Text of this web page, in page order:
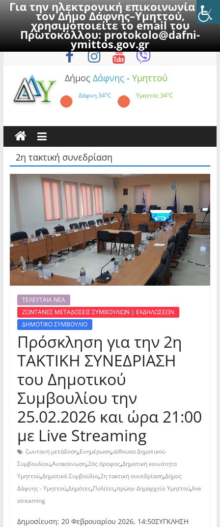
Για την ηλεκτρονική επικοινωνία με
τον Δήμο Δάφνης–Υμηττού,
χρησιμοποιείτε το email του
Πρωτοκόλλου:protokolo@dafni-
ymittos.gov.gr
to
Παρασκευή, 7 Αυγούστου 2026
Δήμος Δάφνης - Υμηττού
Δάφνη34°C Υμηττός34°C
2η τακτική συνεδρίαση
ΤΕΛΕΥΤΑΙΑ ΝΕΑ
ΖΩΝΤΑΝΕΣ ΜΕΤΑΔΟΣΕΙΣ ΣΥΜΒΟΥΛΙΩΝ | ΕΚΔΗΛΩΣΕΩΝ
ΔΗΜΟΤΙΚΟ ΣΥΜΒΟΥΛΙΟ
Πρόσκληση για την 2η
ΤΑΚΤΙΚΗ ΣΥΝΕΔΡΙΑΣΗ
του Δημοτικού
Συμβουλίου την
25.02.2026 και ώρα 21:00
με Live Streaming
ζωντανή μετάδοση,Ενημέρωση,αίθουσα Δημοτικού
Συμβουλίου,Ανακοίνωση,2ός όροφος,Δημοτική κοινότητα
Υμηττού,Δημοτικό Συμβούλιο,2η τακτική συνεδρίαση,Δήμος
Δάφνης - Υμηττού,Δημότες,Πολίτες,πρώην Δημαρχείο Υμηττού,live
streaming
Δημοσίευση: 20 Φεβρουαρίου 2026, 14:50ΣΥΓΚΛΗΣΗ